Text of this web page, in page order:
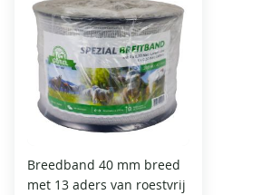
Breedband 40 mm breed
met 13 aders van roestvrij